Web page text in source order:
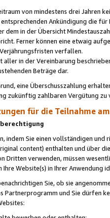
von mindestens drei Jahren
Ankündigung die
dem in der Übersicht
Ferner können eine etwaig
verfallen.
aller in der Vereinbarung
Beträge dar.
eine Überschusszahlung
zukünftig zahlbaren Vergütung zu
für die Teilnahme
indem Sie einen vollständigen
content) enthalten und über
Dritten verwenden, müssen
Website(s) in Ihrer Anwendung
Sie, ob sie
Partnerprogramm und Sie dürfen